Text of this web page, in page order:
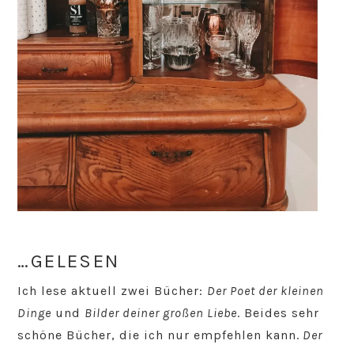
…GELESEN
Ich lese aktuell zwei Bücher: Der Poet der kleinen
Dinge und Bilder deiner großen Liebe. Beides sehr
schöne Bücher, die ich nur empfehlen kann. Der